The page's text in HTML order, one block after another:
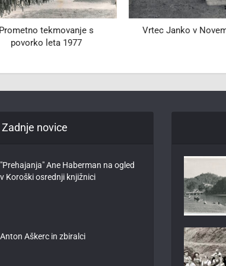
s
1977
Vrtec Janko v Novem mestu
Zadnje novice
"Prehajanja" Ane Haberman na ogled
v Koroški osrednji knjižnici
Anton Aškerc in zbiralci